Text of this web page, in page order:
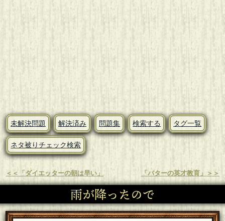
未解決問題 解決済み 問題集 検索する タグ一覧
ネタ被りチェック検索
＜＜「ダイエッターの朝は早い」 「バターの英才教育」＞＞
雨が降ったので